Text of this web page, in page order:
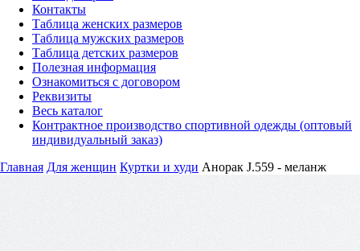
Контакты
Таблица женских размеров
Таблица мужских размеров
Таблица детских размеров
Полезная информация
Ознакомиться с договором
Реквизиты
Весь каталог
Контрактное производство спортивной одежды (оптовый
индивидуальный заказ)
Главная Для женщин Куртки и худи Анорак J.559 - меланж